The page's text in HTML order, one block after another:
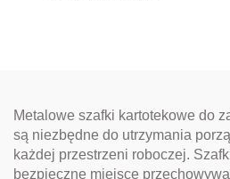
Metalowe szafki kartotekowe do
są niezbędne do utrzymania
każdej przestrzeni roboczej.
bezpieczne miejsce